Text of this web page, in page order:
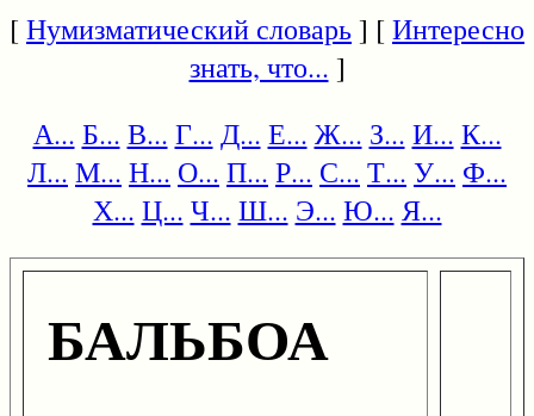
[Нумизматический словарь] [Интересно
знать, что... ]
А... Б... В... Г... Д... Е... Ж... З... И... К...
Л... М... Н... О... П... Р... С... Т... У... Ф...
Х... Ц... Ч... Ш... Э... Ю... Я...
БАЛЬБОА